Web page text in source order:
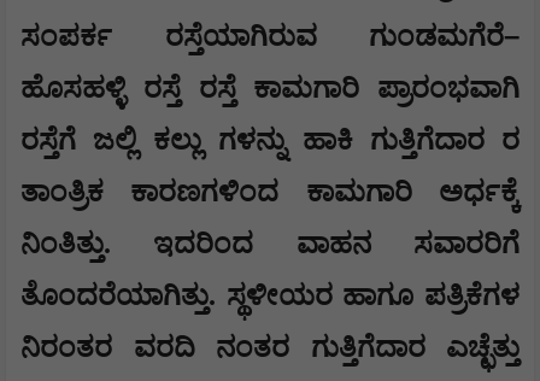
ಸಂಪರ್ಕ ರಸ್ತೆಯಾಗಿರುವ ಗುಂಡಮಗೆರೆ–
ಹೊಸಹಳ್ಳಿ ರಸ್ತೆ ರಸ್ತೆ ಕಾಮಗಾರಿ ಪ್ರಾರಂಭವಾಗಿ
ರಸ್ತೆಗೆ ಜಲ್ಲಿ ಕಲ್ಲು ಗಳನ್ನು ಹಾಕಿ ಗುತ್ತಿಗೆದಾರ ರ
ತಾಂತ್ರಿಕ ಕಾರಣಗಳಿಂದ ಕಾಮಗಾರಿ ಅರ್ಧಕ್ಕೆ
ನಿಂತಿತ್ತು. ಇದರಿಂದ ವಾಹನ ಸವಾರರಿಗೆ
ತೊಂದರೆಯಾಗಿತ್ತು. ಸ್ಥಳೀಯರ ಹಾಗೂ ಪತ್ರಿಕೆಗಳ
ನಿರಂತರ ವರದಿ ನಂತರ ಗುತ್ತಿಗೆದಾರ ಎಚ್ಛೆತ್ತು